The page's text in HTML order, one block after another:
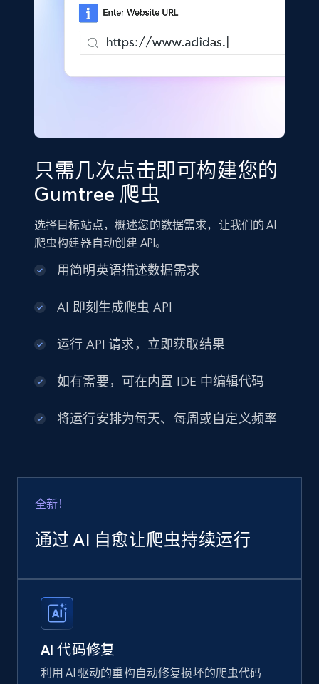
只需几次点击即可构建您的
Gumtree 爬虫
选择目标站点，概述您的数据需求，让我们的 AI
爬虫构建器自动创建 API。
用简明英语描述数据需求
AI 即刻生成爬虫 API
运行 API 请求，立即获取结果
如有需要，可在内置 IDE 中编辑代码
将运行安排为每天、每周或自定义频率
全新！
通过 AI 自愈让爬虫持续运行
AI 代码修复
利用 AI 驱动的重构自动修复损坏的爬虫代码